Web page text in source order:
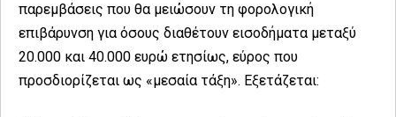
παρεμβάσεις που θα μειώσουν τη φορολογική
επιβάρυνση για όσους διαθέτουν εισοδήματα μεταξύ
20.000 και 40.000 ευρώ ετησίως, εύρος που
προσδιορίζεται ως «μεσαία τάξη». Εξετάζεται: